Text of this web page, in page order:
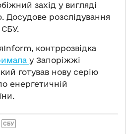
захід у вигляді
Досудове розслідування
СБУ.
контррозвідка
у Запоріжжі
готував нову серію
енергетичній
СБУ